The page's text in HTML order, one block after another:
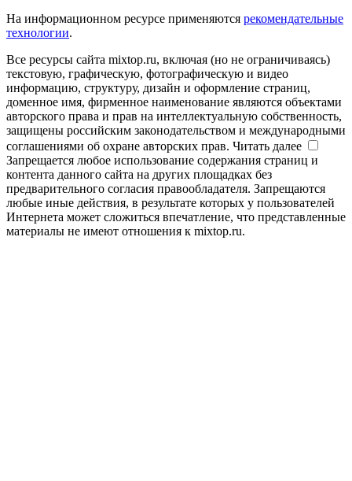
На информационном ресурсе применяются рекомендательные
технологии.
Все ресурсы сайта mixtop.ru, включая (но не ограничиваясь)
текстовую, графическую, фотографическую и видео
информацию, структуру, дизайн и оформление страниц,
доменное имя, фирменное наименование являются объектами
авторского права и прав на интеллектуальную собственность,
защищены российским законодательством и международными
соглашениями об охране авторских прав. Читать далее
Запрещается любое использование содержания страниц и
контента данного сайта на других площадках без
предварительного согласия правообладателя. Запрещаются
любые иные действия, в результате которых у пользователей
Интернета может сложиться впечатление, что представленные
материалы не имеют отношения к mixtop.ru.